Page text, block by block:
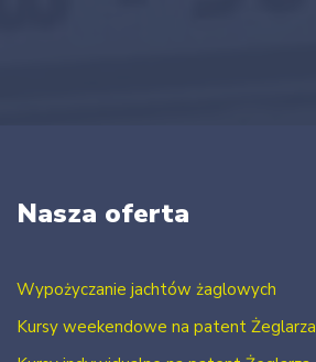
Nasza oferta
Wypożyczanie jachtów żaglowych
Kursy weekendowe na patent Żeglarza